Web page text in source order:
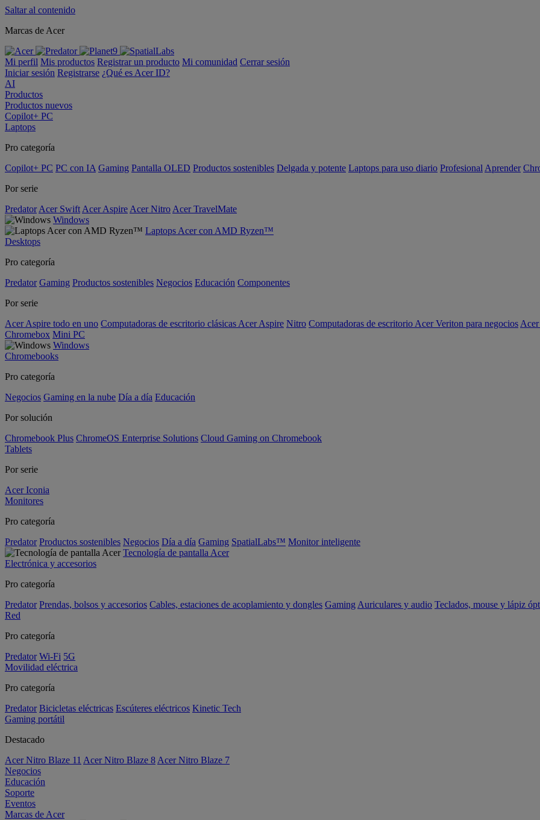
Saltar al contenido
Marcas de Acer
Mi perfil Mis productos Registrar un producto Mi comunidad Cerrar sesión
Iniciar sesión Registrarse ¿Qué es Acer ID?
AI
Productos
Productos nuevos
Copilot+ PC
Laptops
Pro categoría
Copilot+ PC PC con IA Gaming Pantalla OLED Productos sostenibles Delgada y potente Laptops para uso diario Profesional Aprender
Por serie
Predator Acer Swift Acer Aspire Acer Nitro Acer TravelMate
Windows
Laptops Acer con AMD Ryzen™
Desktops
Pro categoría
Predator Gaming Productos sostenibles Negocios Educación Componentes
Por serie
Acer Aspire todo en uno Computadoras de escritorio clásicas Acer Aspire Nitro Computadoras de escritorio Acer Veriton para negocios
Chromebox Mini PC
Windows
Chromebooks
Pro categoría
Negocios Gaming en la nube Día a día Educación
Por solución
Chromebook Plus ChromeOS Enterprise Solutions Cloud Gaming on Chromebook
Tablets
Por serie
Acer Iconia
Monitores
Pro categoría
Predator Productos sostenibles Negocios Día a día Gaming SpatialLabs™ Monitor inteligente
Tecnología de pantalla Acer
Electrónica y accesorios
Pro categoría
Predator Prendas, bolsos y accesorios Cables, estaciones de acoplamiento y dongles Gaming Auriculares y audio Teclados, mouse y lápiz
Red
Pro categoría
Predator Wi-Fi 5G
Movilidad eléctrica
Pro categoría
Predator Bicicletas eléctricas Escúteres eléctricos Kinetic Tech
Gaming portátil
Destacado
Acer Nitro Blaze 11 Acer Nitro Blaze 8 Acer Nitro Blaze 7
Negocios
Educación
Soporte
Eventos
Marcas de Acer